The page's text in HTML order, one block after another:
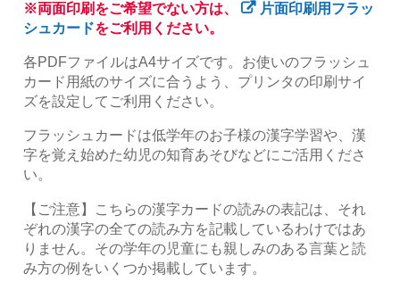
※両面印刷をご希望でない方は、
片面印刷用フラッ
シュカードをご利用ください。
各PDFファイルはA4サイズです。お使いのフラッシュ
カード用紙のサイズに合うよう、プリンタの印刷サイ
ズを設定してご利用ください。
フラッシュカードは低学年のお子様の漢字学習や、漢
字を覚え始めた幼児の知育あそびなどにご活用くださ
い。
【ご注意】こちらの漢字カードの読みの表記は、それ
ぞれの漢字の全ての読み方を記載しているわけではあ
りません。その学年の児童にも親しみのある言葉と読
み方の例をいくつか掲載しています。